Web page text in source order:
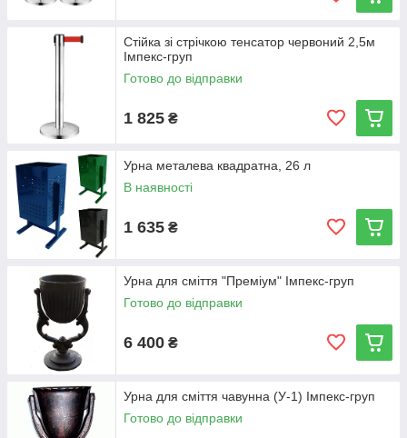
Стійка зі стрічкою тенсатор червоний 2,5м
Імпекс-груп
Готово до відправки
1 825 ₴
Урна металева квадратна, 26 л
В наявності
1 635 ₴
Урна для сміття "Преміум" Імпекс-груп
Готово до відправки
6 400 ₴
Урна для сміття чавунна (У-1) Імпекс-груп
Готово до відправки